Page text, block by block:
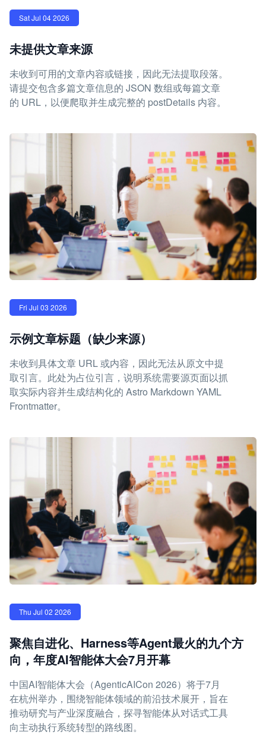
Sat Jul 04 2026
未提供文章来源
未收到可用的文章内容或链接，因此无法提取段落。
请提交包含多篇文章信息的 JSON 数组或每篇文章
的 URL，以便爬取并生成完整的 postDetails 内容。
Fri Jul 03 2026
示例文章标题（缺少来源）
未收到具体文章 URL 或内容，因此无法从原文中提
取引言。此处为占位引言，说明系统需要源页面以抓
取实际内容并生成结构化的 Astro Markdown YAML
Frontmatter。
Thu Jul 02 2026
聚焦自进化、Harness等Agent最火的九个方
向，年度AI智能体大会7月开幕
中国AI智能体大会（AgenticAICon 2026）将于7月
在杭州举办，围绕智能体领域的前沿技术展开，旨在
推动研究与产业深度融合，探寻智能体从对话式工具
向主动执行系统转型的路线图。